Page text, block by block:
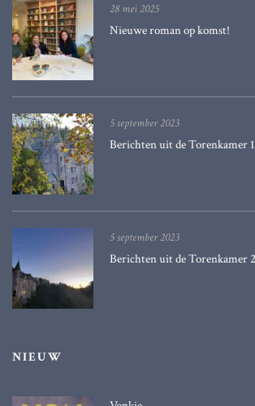
28 mei 2025
Nieuwe roman op komst!
5 september 2023
Berichten uit de Torenkamer 1
5 september 2023
Berichten uit de Torenkamer 2
NIEUW